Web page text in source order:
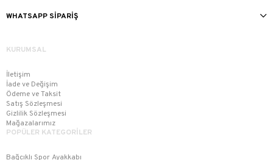
WHATSAPP SIPARIŞ
KURUMSAL
İletişim
İade ve Değişim
Ödeme ve Taksit
Satış Sözleşmesi
Gizlilik Sözleşmesi
Mağazalarımız
POPÜLER KATEGORİLER
Bağcıklı Spor Ayakkabı